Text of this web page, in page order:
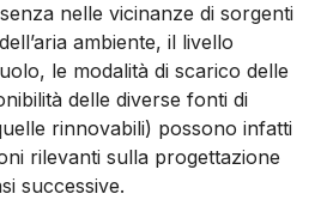
nelle vicinanze di sorgenti
ambiente, il livello
le mo­dalità di scarico delle
delle diverse fonti di
rinnovabili) possono infatti
rilevanti sulla progettazione
successive.